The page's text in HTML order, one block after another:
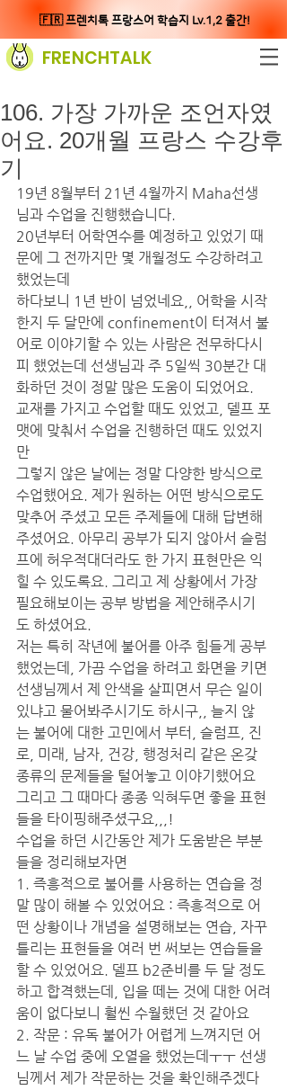
🇫🇷 프렌치톡 프랑스어 학습지 Lv.1,2 출간!
FRENCHTALK
106. 가장 가까운 조언자였
어요. 20개월 프랑스 수강후
기
19년 8월부터 21년 4월까지 Maha선생
님과 수업을 진행했습니다.
20년부터 어학연수를 예정하고 있었기 때
문에 그 전까지만 몇 개월정도 수강하려고
했었는데
하다보니 1년 반이 넘었네요,, 어학을 시작
한지 두 달만에 confinement이 터져서 불
어로 이야기할 수 있는 사람은 전무하다시
피 했었는데 선생님과 주 5일씩 30분간 대
화하던 것이 정말 많은 도움이 되었어요.
교재를 가지고 수업할 때도 있었고, 델프 포
맷에 맞춰서 수업을 진행하던 때도 있었지
만
그렇지 않은 날에는 정말 다양한 방식으로
수업했어요. 제가 원하는 어떤 방식으로도
맞추어 주셨고 모든 주제들에 대해 답변해
주셨어요. 아무리 공부가 되지 않아서 슬럼
프에 허우적대더라도 한 가지 표현만은 익
힐 수 있도록요. 그리고 제 상황에서 가장
필요해보이는 공부 방법을 제안해주시기
도 하셨어요.
저는 특히 작년에 불어를 아주 힘들게 공부
했었는데, 가끔 수업을 하려고 화면을 키면
선생님께서 제 안색을 살피면서 무슨 일이
있냐고 물어봐주시기도 하시구,, 늘지 않
는 불어에 대한 고민에서 부터, 슬럼프, 진
로, 미래, 남자, 건강, 행정처리 같은 온갖
종류의 문제들을 털어놓고 이야기했어요
그리고 그 때마다 종종 익혀두면 좋을 표현
들을 타이핑해주셨구요,,,!
수업을 하던 시간동안 제가 도움받은 부분
들을 정리해보자면
1. 즉흥적으로 불어를 사용하는 연습을 정
말 많이 해볼 수 있었어요 : 즉흥적으로 어
떤 상황이나 개념을 설명해보는 연습, 자꾸
틀리는 표현들을 여러 번 써보는 연습들을
할 수 있었어요. 델프 b2준비를 두 달 정도
하고 합격했는데, 입을 떼는 것에 대한 어려
움이 없다보니 훨씬 수월했던 것 같아요
2. 작문 : 유독 불어가 어렵게 느껴지던 어
느 날 수업 중에 오열을 했었는데ㅜㅜ 선생
님께서 제가 작문하는 것을 확인해주겠다